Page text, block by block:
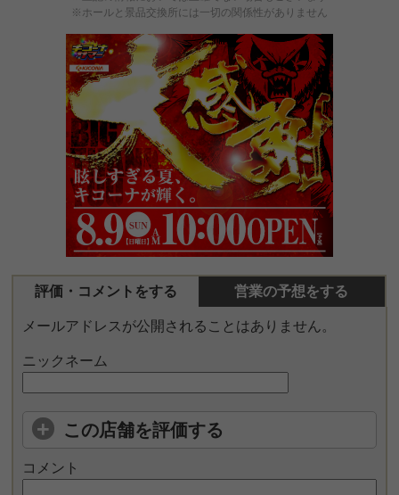
※ホールと景品交換所には一切の関係性がありません
評価・コメントをする 営業の予想をする
メールアドレスが公開されることはありません。
ニックネーム
この店舗を評価する
コメント